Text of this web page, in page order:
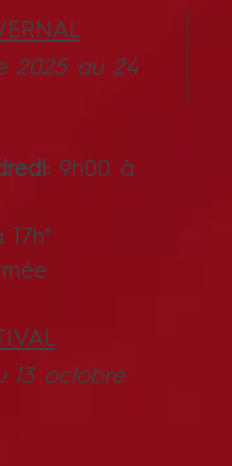
2025 au 24
9h00 à
13 octobre